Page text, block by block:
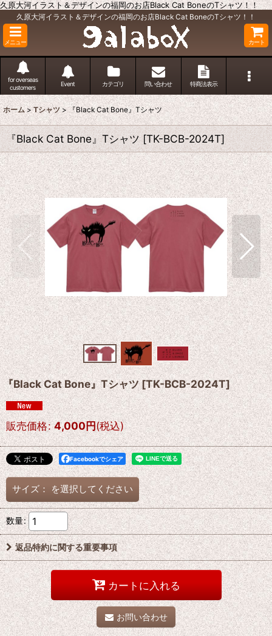
久原大河イラスト＆デザインの福岡のお店Black Cat BoneのTシャツ！！
久原大河イラスト＆デザインの福岡のお店Black Cat BoneのTシャツ！！
メニュー カート
for overseas
customers
Event カテゴリ 問い合わせ 特商法表示
ホーム > Tシャツ > 『Black Cat Bone』Tシャツ
『Black Cat Bone』Tシャツ [TK-BCB-2024T]
『Black Cat Bone』Tシャツ[TK-BCB-2024T]
販売価格: 4,000円(税込)
Facebookでシェア
サイズ： を選択してください
数量:
返品特約に関する重要事項
カートに入れる
お問い合わせ